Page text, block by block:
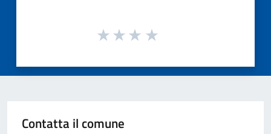
Contatta il comune